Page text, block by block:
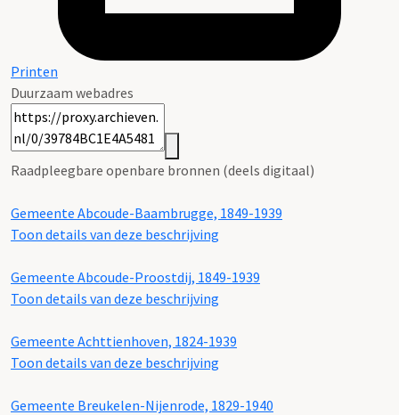
Printen
Duurzaam webadres
Raadpleegbare openbare bronnen (deels digitaal)
Gemeente Abcoude-Baambrugge, 1849-1939
Toon details van deze beschrijving
Gemeente Abcoude-Proostdij, 1849-1939
Toon details van deze beschrijving
Gemeente Achttienhoven, 1824-1939
Toon details van deze beschrijving
Gemeente Breukelen-Nijenrode, 1829-1940